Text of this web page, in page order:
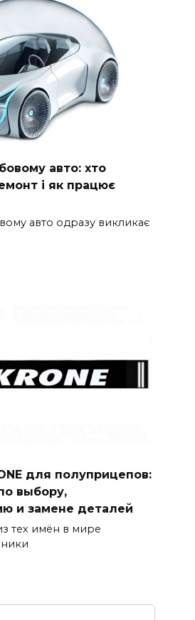
авто: хто
і як працює
авто одразу викликає
для полуприцепов:
выбору,
и замене деталей
тех имён в мире